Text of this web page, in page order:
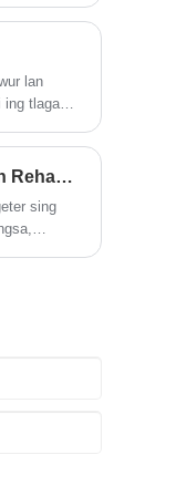
bisa
cilik
lan
ing tlaga
Aplikasi Utama Sinar Inframerah Tebih ing Bidang Kedokteran lan Rehabilitasi
sing